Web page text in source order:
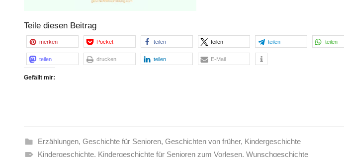
Teile diesen Beitrag
merken Pocket teilen teilen teilen teilen
teilen drucken teilen E-Mail
Gefällt mir:
Erzählungen, Geschichte für Senioren, Geschichten von früher, Kindergeschichte
Kindergeschichte, Kindergeschichte für Senioren zum Vorlesen, Wunschgeschichte